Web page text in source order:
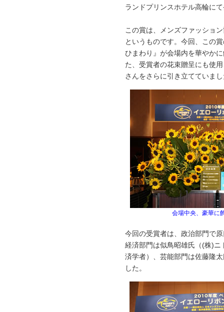
ランドプリンスホテル高輪に
この賞は、メンズファッショ
というものです。今回、この
ひまわり』が会場内を華やか
た、受賞者の花束贈呈にも使
さんをさらに引き立てていま
会場中央、豪華に
今回の受賞者は、政治部門で
経済部門は似鳥昭雄氏（(株)
済学者）、芸能部門は佐藤隆
した。